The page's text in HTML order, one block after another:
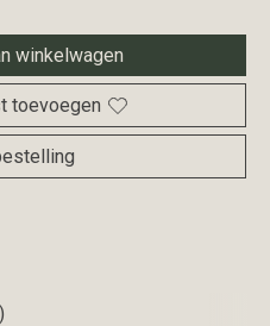
winkelwagen
toevoegen